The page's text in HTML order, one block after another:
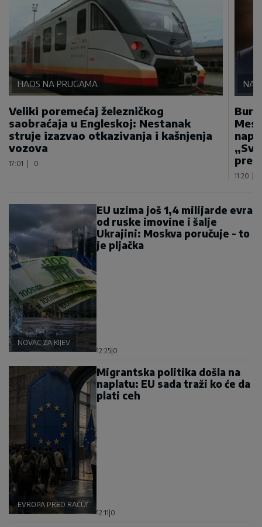
HAOS NA PRUGAMA
Veliki poremećaj železničkog
saobraćaja u Engleskoj: Nestanak
struje izazvao otkazivanja i kašnjenja
vozova
17:01 0
NA
11:20
NOVAC ZA KIJEV
EU uzima još 1,4 milijarde evra
od ruske imovine i šalje
Ukrajini: Moskva poručuje - to
je pljačka
12:25 0
EVROPA PRED RAČUNOM
Migrantska politika došla na
naplatu: EU sada traži ko će da
plati ceh
12:11 0